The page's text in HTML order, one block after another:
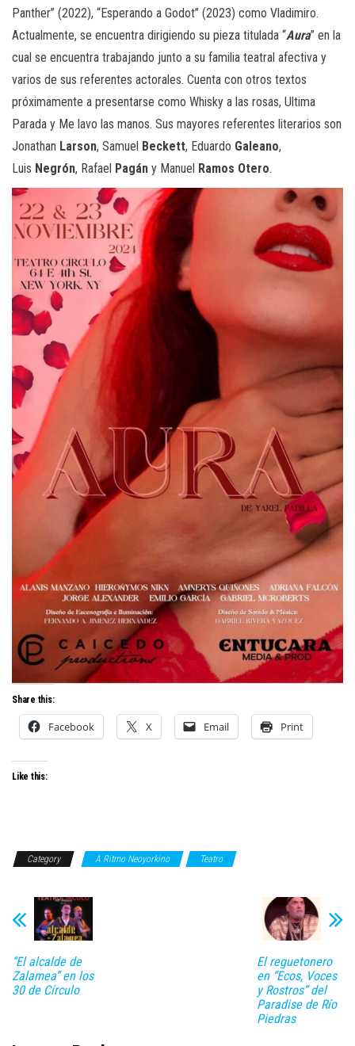
Panther” (2022), “Esperando a Godot” (2023) como Vladimiro.
Actualmente, se encuentra dirigiendo su pieza titulada “Aura” en la
cual se encuentra trabajando junto a su familia teatral afectiva y
varios de sus referentes actorales. Cuenta con otros textos
próximamente a presentarse como Whisky a las rosas, Ultima
Parada y Me lavo las manos. Sus mayores referentes literarios son
Jonathan Larson, Samuel Beckett, Eduardo Galeano,
Luis Negrón, Rafael Pagán y Manuel Ramos Otero.
Share this:
Facebook X Email Print
Like this:
Category A Ritmo Neoyorkino Teatro
“El alcalde de
Zalamea” en los
30 de Círculo
El reguetonero
en “Ecos, Voces
y Rostros” del
Paradise de Río
Piedras